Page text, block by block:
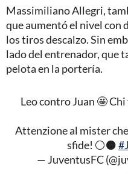
Massimiliano Allegri,
que aumentó el nivel con
los tiros descalzo. Sin
lado del entrenador, que
pelota en la portería.
Leo contro Juan 🤩
Attenzione al mister
sfide! ⚪️⚫️
— JuventusFC